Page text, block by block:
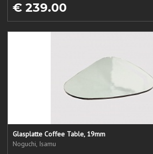
€ 239.00
Glasplatte Coffee Table, 19mm
Noguchi, Isamu